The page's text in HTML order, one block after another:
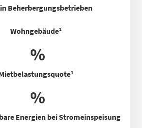
Beherbergungsbetrieben
Wohngebäude²
%
¹
%
Energien bei Stromeinspeisung